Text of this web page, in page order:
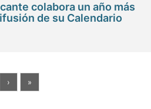
colabora un año más
de su Calendario
› »